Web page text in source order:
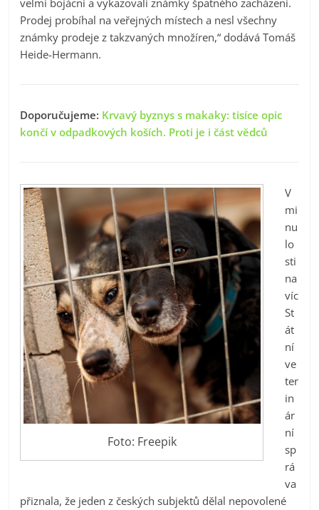
velmi bojácní a vykazovali známky špatného zacházení.
Prodej probíhal na veřejných místech a nesl všechny
známky prodeje z takzvaných množíren,“ dodává Tomáš
Heide-Hermann.
Doporučujeme: Krvavý byznys s makaky: tisíce opic
končí v odpadkových koších. Proti je i část vědců
Foto: Freepik
V
mi
nu
lo
sti
na
víc
St
át
ní
ve
ter
in
ár
ní
sp
rá
va
přiznala, že jeden z českých subjektů dělal nepovolené